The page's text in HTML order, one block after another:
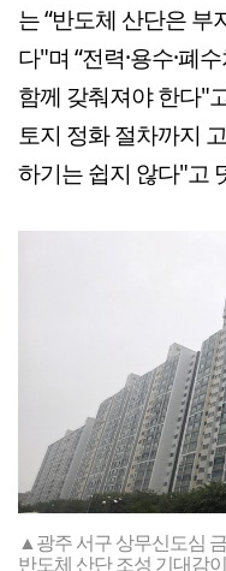
는 “반도체 산단은 부
다"며 “전력·용수·폐
함께 갖춰져야 한다"
토지 정화 절차까지
하기는 쉽지 않다"고
▲광주 서구 상무신도심
반도체 산단 조성 기대감